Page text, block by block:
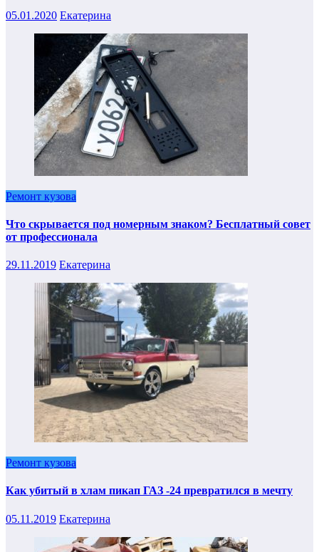
05.01.2020 Екатерина
Ремонт кузова
Что скрывается под номерным знаком? Бесплатный совет
от профессионала
29.11.2019 Екатерина
Ремонт кузова
Как убитый в хлам пикап ГАЗ -24 превратился в мечту
05.11.2019 Екатерина